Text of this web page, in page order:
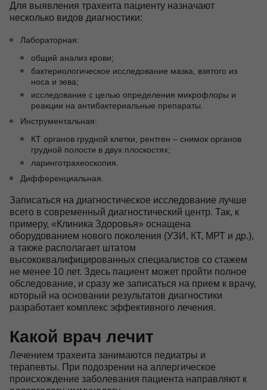
Для выявления трахеита пациенту назначают
несколько видов диагностики:
Лабораторная:
общий анализ крови;
бактериологическое исследование мазка, взятого из
носа и зева;
исследование с целью определения микрофлоры и
реакции на антибактериальные препараты.
Инструментальная:
КТ органов грудной клетки, рентген – снимок органов
грудной полости в двух плоскостях;
ларинготрахеоскопия.
Дифференциальная.
Записаться на диагностическое исследование лучше
всего в современный диагностический центр. Так, к
примеру, «Клиника Здоровья» оснащена
оборудованием нового поколения (УЗИ, КТ, МРТ и др.),
а также располагает штатом
высококвалифицированных специалистов со стажем
не менее 10 лет. Здесь пациент может пройти полное
обследование, и сразу же записаться на прием к врачу,
который на основании результатов диагностики
разработает комплекс эффективного лечения.
Какой врач лечит
Лечением трахеита занимаются педиатры и
терапевты. При подозрении на аллергическое
происхождение заболевания пациента направляют к